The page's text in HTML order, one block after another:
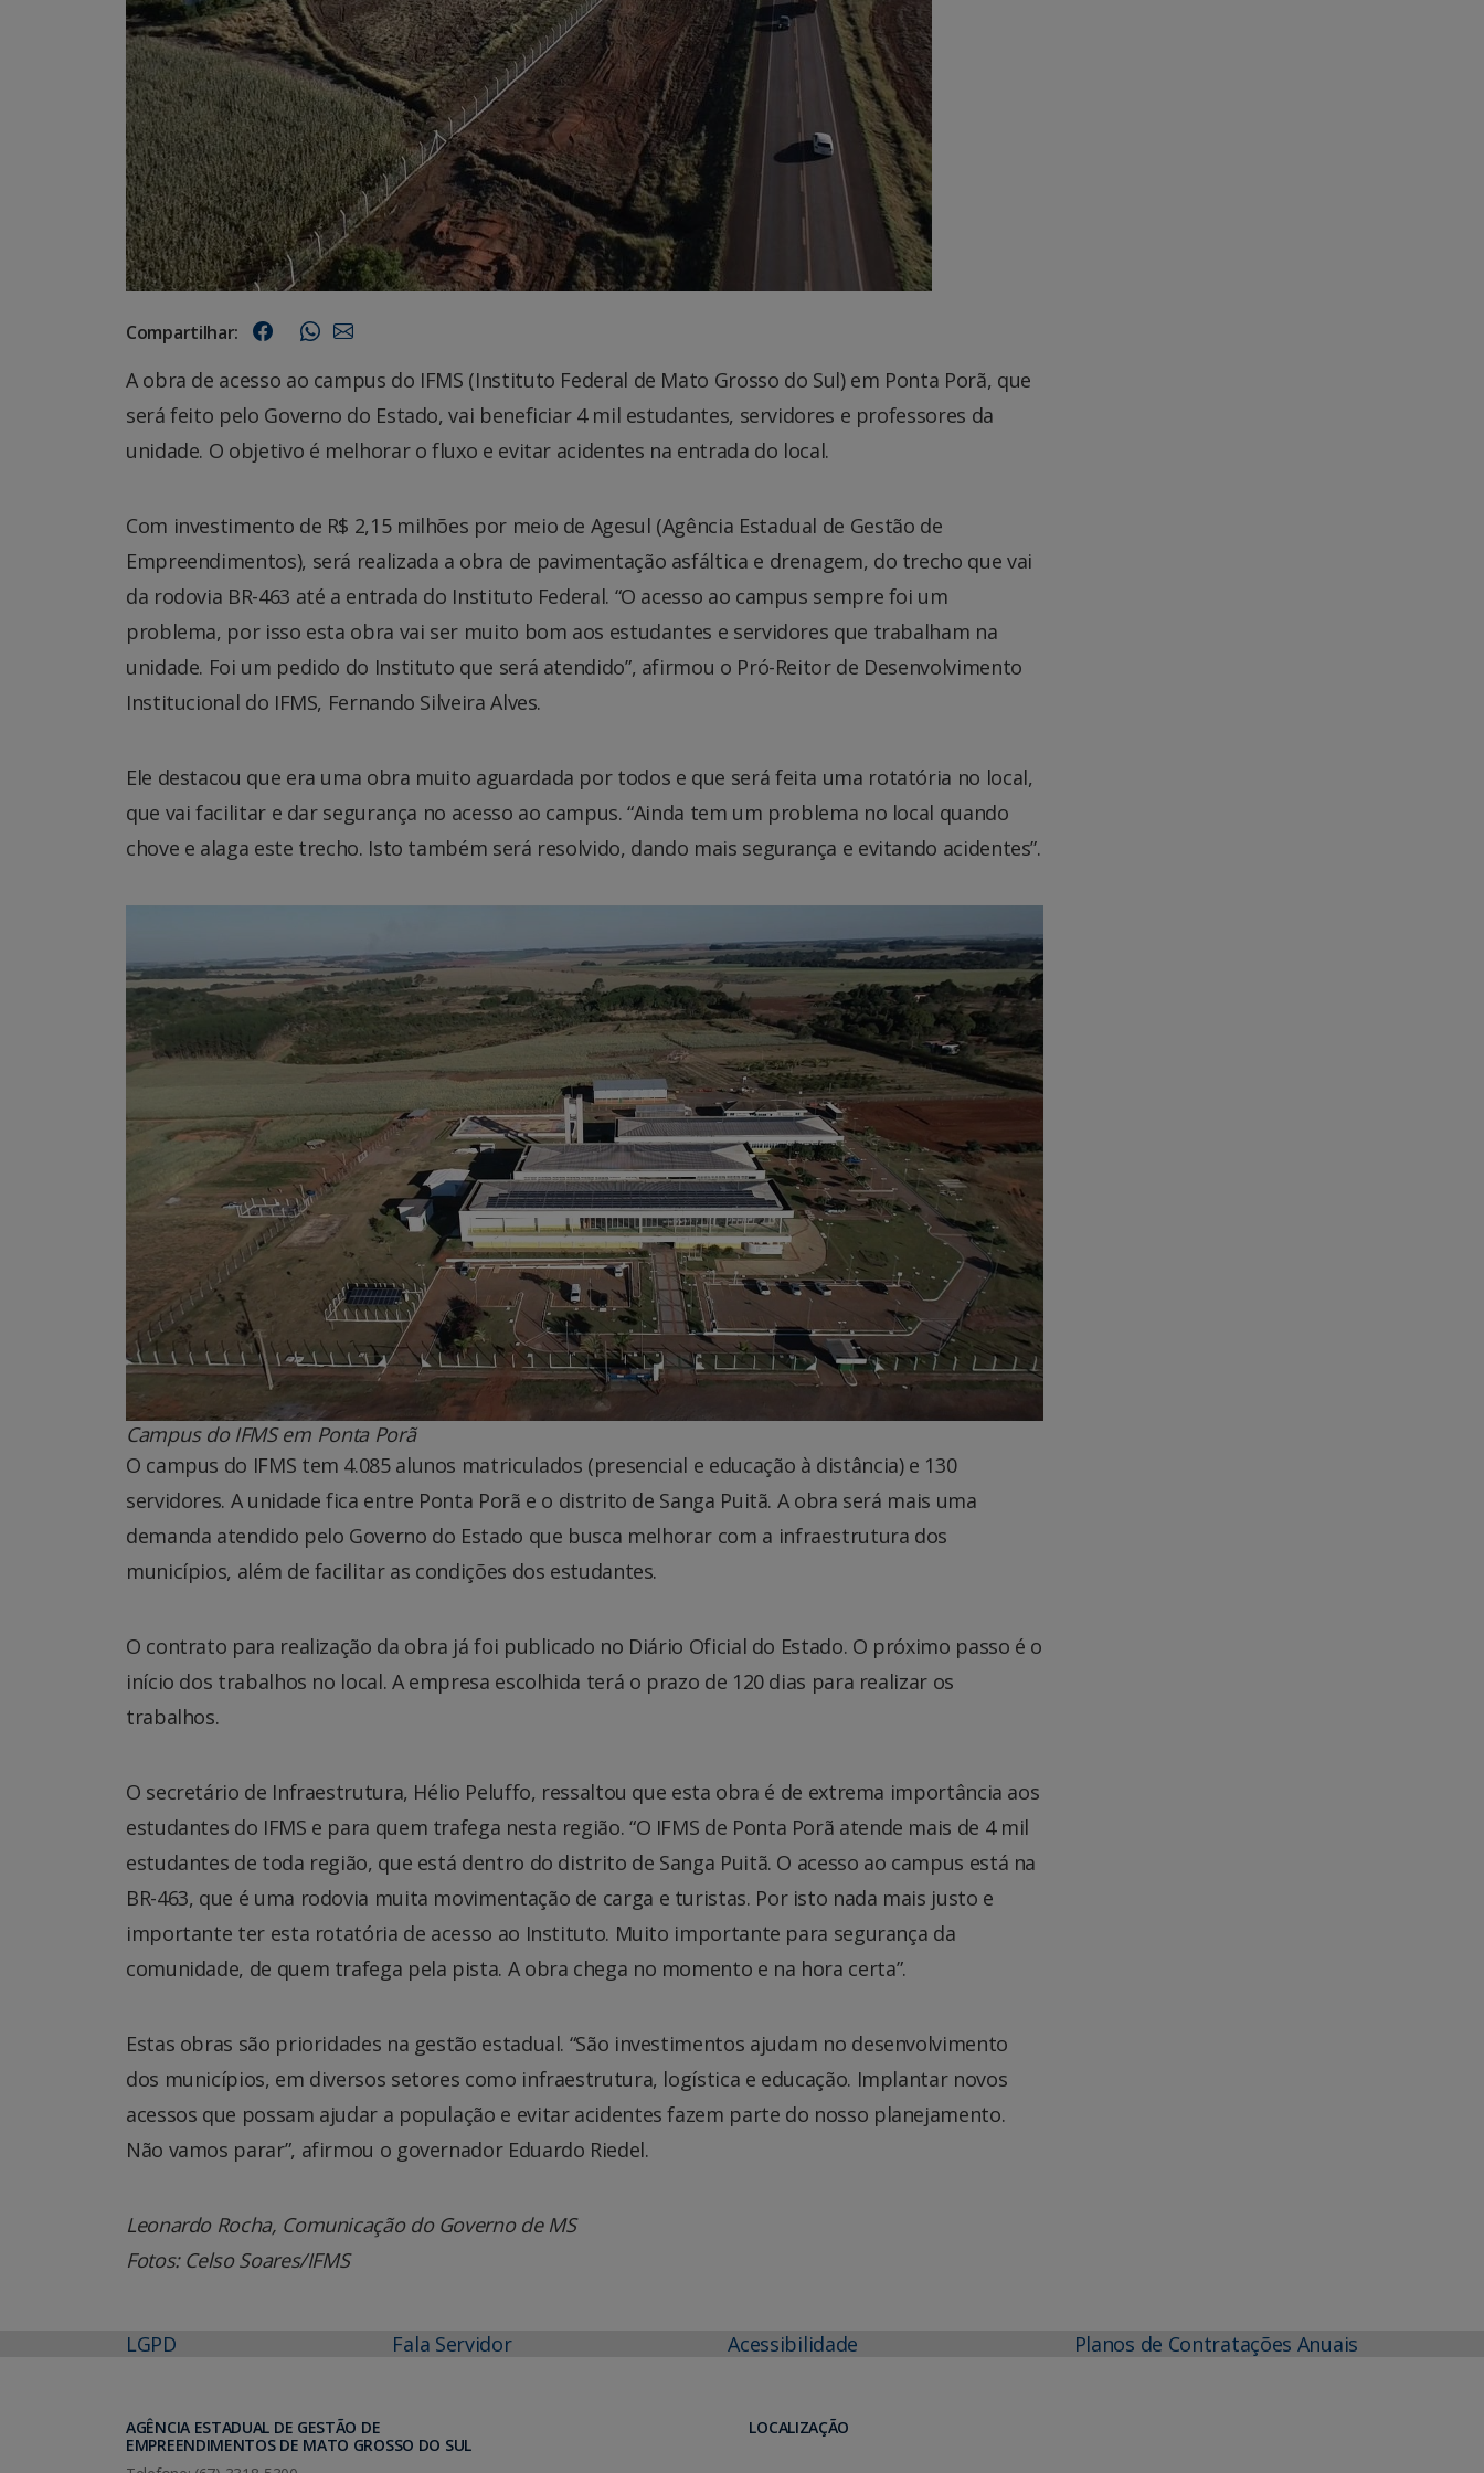
Compartilhar:
A obra de acesso ao campus do IFMS (Instituto Federal de Mato Grosso do Sul) em Ponta Porã, que
será feito pelo Governo do Estado, vai beneficiar 4 mil estudantes, servidores e professores da
unidade. O objetivo é melhorar o fluxo e evitar acidentes na entrada do local.
Com investimento de R$ 2,15 milhões por meio de Agesul (Agência Estadual de Gestão de
Empreendimentos), será realizada a obra de pavimentação asfáltica e drenagem, do trecho que vai
da rodovia BR-463 até a entrada do Instituto Federal. “O acesso ao campus sempre foi um
problema, por isso esta obra vai ser muito bom aos estudantes e servidores que trabalham na
unidade. Foi um pedido do Instituto que será atendido”, afirmou o Pró-Reitor de Desenvolvimento
Institucional do IFMS, Fernando Silveira Alves.
Ele destacou que era uma obra muito aguardada por todos e que será feita uma rotatória no local,
que vai facilitar e dar segurança no acesso ao campus. “Ainda tem um problema no local quando
chove e alaga este trecho. Isto também será resolvido, dando mais segurança e evitando acidentes”.
Campus do IFMS em Ponta Porã
O campus do IFMS tem 4.085 alunos matriculados (presencial e educação à distância) e 130
servidores. A unidade fica entre Ponta Porã e o distrito de Sanga Puitã. A obra será mais uma
demanda atendido pelo Governo do Estado que busca melhorar com a infraestrutura dos
municípios, além de facilitar as condições dos estudantes.
O contrato para realização da obra já foi publicado no Diário Oficial do Estado. O próximo passo é o
início dos trabalhos no local. A empresa escolhida terá o prazo de 120 dias para realizar os
trabalhos.
O secretário de Infraestrutura, Hélio Peluffo, ressaltou que esta obra é de extrema importância aos
estudantes do IFMS e para quem trafega nesta região. “O IFMS de Ponta Porã atende mais de 4 mil
estudantes de toda região, que está dentro do distrito de Sanga Puitã. O acesso ao campus está na
BR-463, que é uma rodovia muita movimentação de carga e turistas. Por isto nada mais justo e
importante ter esta rotatória de acesso ao Instituto. Muito importante para segurança da
comunidade, de quem trafega pela pista. A obra chega no momento e na hora certa”.
Estas obras são prioridades na gestão estadual. “São investimentos ajudam no desenvolvimento
dos municípios, em diversos setores como infraestrutura, logística e educação. Implantar novos
acessos que possam ajudar a população e evitar acidentes fazem parte do nosso planejamento.
Não vamos parar”, afirmou o governador Eduardo Riedel.
Leonardo Rocha, Comunicação do Governo de MS
Fotos: Celso Soares/IFMS
LGPD Fala Servidor Acessibilidade Planos de Contratações Anuais
AGÊNCIA ESTADUAL DE GESTÃO DE
EMPREENDIMENTOS DE MATO GROSSO DO SUL
LOCALIZAÇÃO